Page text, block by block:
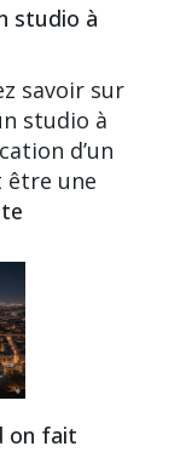
studio à
savoir sur
studio à
d’un
être une
on fait